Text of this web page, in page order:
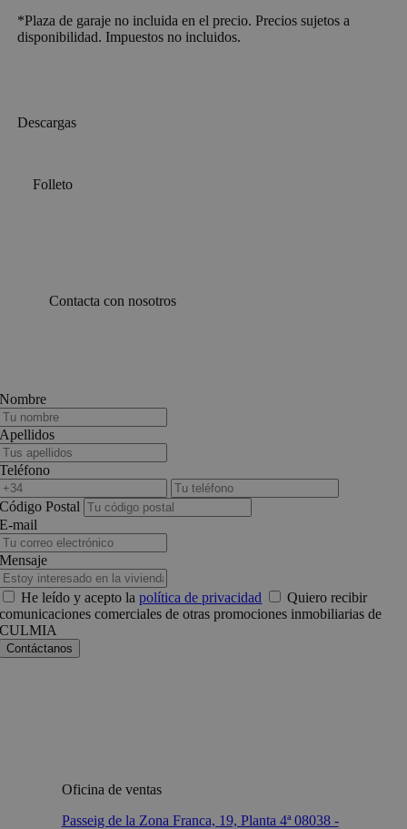
*Plaza de garaje no incluida en el precio. Precios sujetos a
disponibilidad. Impuestos no incluidos.
Descargas
Folleto
Contacta con nosotros
Nombre
Apellidos
Teléfono
Código Postal
E-mail
Mensaje
He leído y acepto lapolítica de privacidad
Quiero recibir
comunicaciones comerciales de otras promociones inmobiliarias de
CULMIA
Oficina de ventas
Passeig de la Zona Franca, 19, Planta 4ª 08038 -